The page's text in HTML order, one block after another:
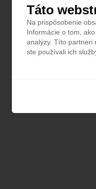
Táto
Na prispôsobenie
Informácie o tom,
analýzy. Títo partneri
ste používali ich